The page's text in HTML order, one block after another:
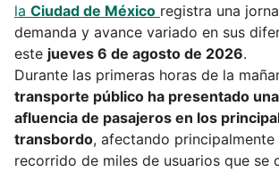
la Ciudad de México registra una
demanda y avance variado en sus
este jueves 6 de agosto de 2026.
Durante las primeras horas de la
transporte público ha presentado
afluencia de pasajeros en los
transbordo, afectando
recorrido de miles de usuarios que se